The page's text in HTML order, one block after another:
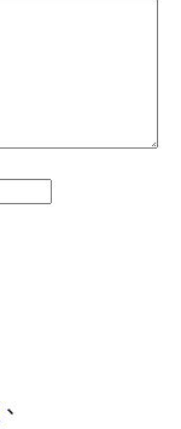
、